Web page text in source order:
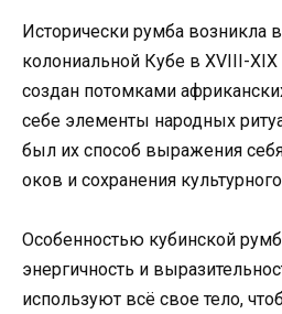
Исторически румба возникла
колониальной Кубе в XVIII-
создан потомками
себе элементы народных
был их способ выражения
оков и сохранения
Особенностью кубинской
энергичность и
используют всё свое тело,